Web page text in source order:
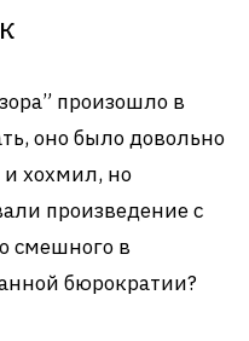
произошло в
оно было довольно
хохмил, но
произведение с
смешного в
бюрократии?